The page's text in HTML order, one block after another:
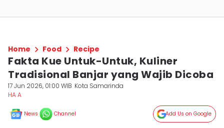
Home Food Recipe
Fakta Kue Untuk-Untuk, Kuliner
Tradisional Banjar yang Wajib Dicoba
17 Jun 2026, 01:00 WIB Kota Samarinda
HA A
News Channel Add Us on Google